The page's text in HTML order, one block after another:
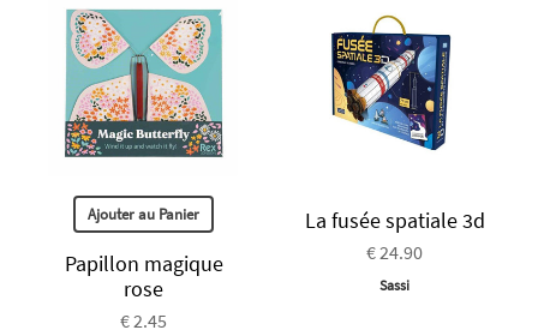
Ajouter au Panier
Papillon magique
rose
€ 2.45
La fusée spatiale 3d
€ 24.90
Sassi